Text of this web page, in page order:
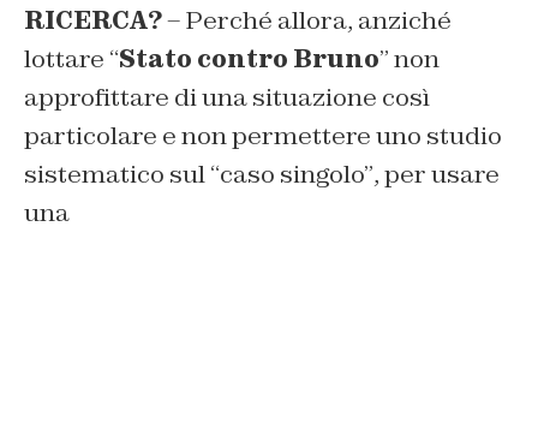
RICERCA?– Perché allora, anziché
lottare “Stato contro Bruno” non
approfittare di una situazione così
particolare enon permettere uno studio
sistematico sul “caso singolo”,per usare
una